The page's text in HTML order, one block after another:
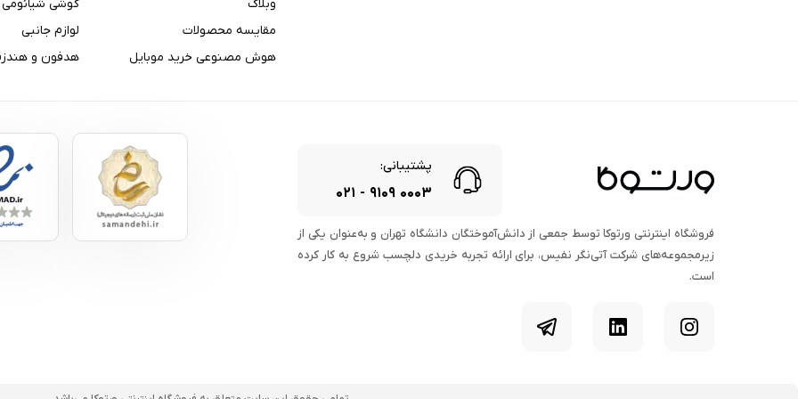
وبلاگ
مقایسه محصولات
هوش مصنوعی خرید موبایل
گوشی شیائومی
لوازم جانبی
هدفون و
پشتیبانی:
۰۰۰۳ ۹۱۰۹ - ۰۲۱
فروشگاه اینترنتی ورتوکا توسط جمعی از دانش‌آموختگان دانشگاه تهران و به‌عنوان یکی از
زیرمجموعه‌های شرکت آتی‌نگر نفیس، برای ارائه تجربه خریدی دلچسب شروع به کار کرده
است.
اینستاگرام لینکدین